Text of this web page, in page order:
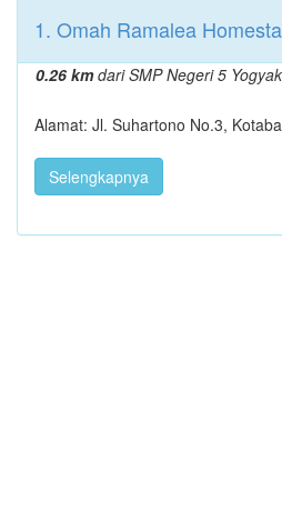
1. Omah Ramalea
0.26 kmdari SMP Negeri 5
Alamat: Jl. Suhartono No.3,
Selengkapnya